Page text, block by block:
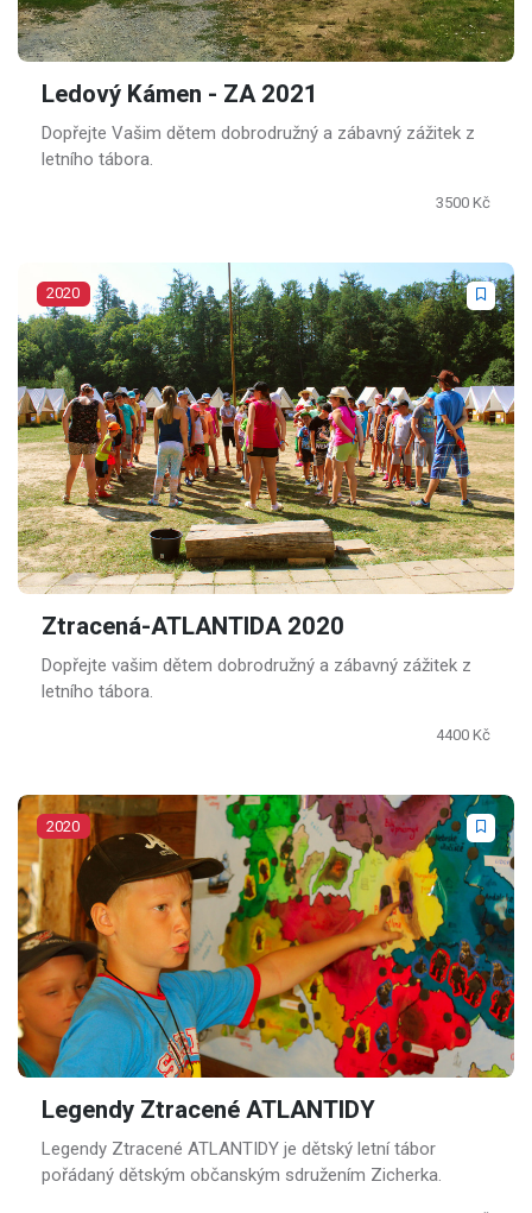
Ledový Kámen - ZA 2021
Dopřejte Vašim dětem dobrodružný a zábavný zážitek z
letního tábora.
3500 Kč
2020
Ztracená-ATLANTIDA 2020
Dopřejte vašim dětem dobrodružný a zábavný zážitek z
letního tábora.
4400 Kč
2020
Legendy Ztracené ATLANTIDY
Legendy Ztracené ATLANTIDY je dětský letní tábor
pořádaný dětským občanským sdružením Zicherka.